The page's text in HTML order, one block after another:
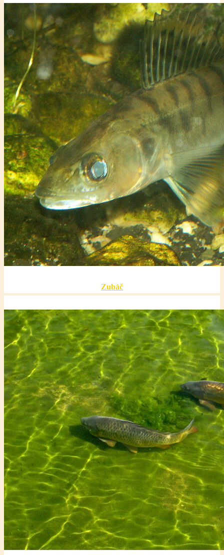
Zubáč